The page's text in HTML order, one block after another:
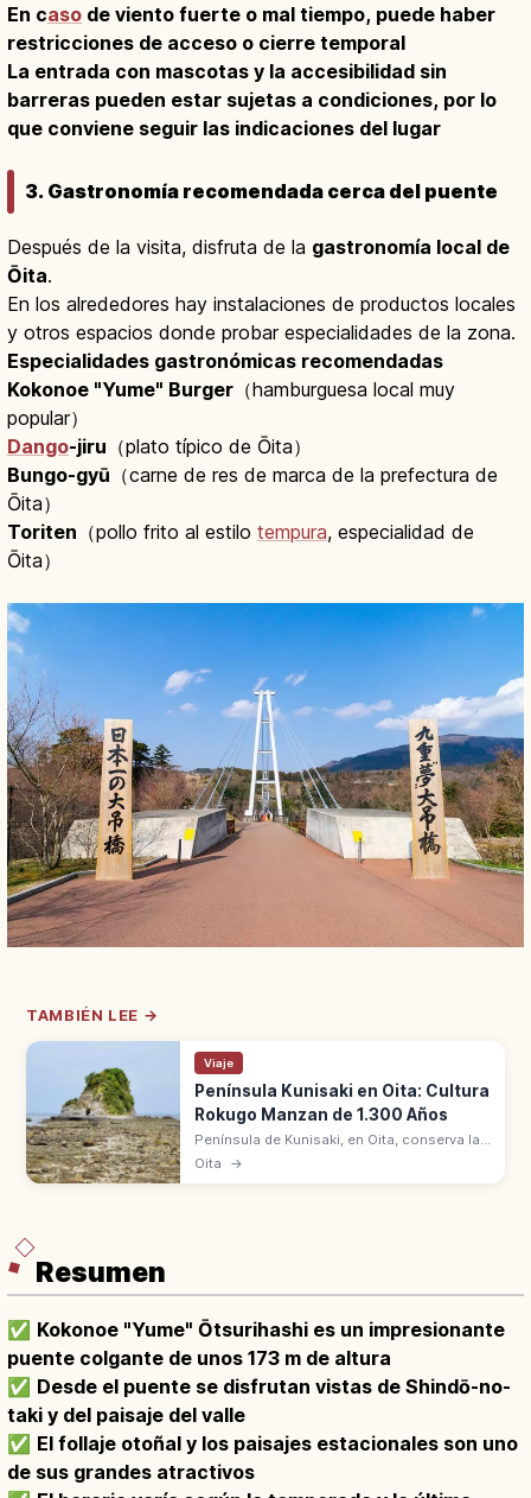
En caso de viento fuerte o mal tiempo, puede haber
restricciones de acceso o cierre temporal
La entrada con mascotas y la accesibilidad sin
barreras pueden estar sujetas a condiciones, por lo
que conviene seguir las indicaciones del lugar
3. Gastronomía recomendada cerca del puente
Después de la visita, disfruta de la gastronomía local de
Ōita.
En los alrededores hay instalaciones de productos locales
y otros espacios donde probar especialidades de la zona.
Especialidades gastronómicas recomendadas
Kokonoe "Yume" Burger （hamburguesa local muy
popular）
Dango-jiru （plato típico de Ōita）
Bungo-gyū （carne de res de marca de la prefectura de
Ōita）
Toriten （pollo frito al estilo tempura, especialidad de
Ōita）
TAMBIÉN LEE →
Viaje
Península Kunisaki en Oita: Cultura
Rokugo Manzan de 1.300 Años
Península de Kunisaki, en Oita, conserva la
cultura Rokugo Manzan de 1.300 años.
Oita →
Resumen
✅ Kokonoe "Yume" Ōtsurihashi es un impresionante
puente colgante de unos 173 m de altura
✅ Desde el puente se disfrutan vistas de Shindō-no-
taki y del paisaje del valle
✅ El follaje otoñal y los paisajes estacionales son uno
de sus grandes atractivos